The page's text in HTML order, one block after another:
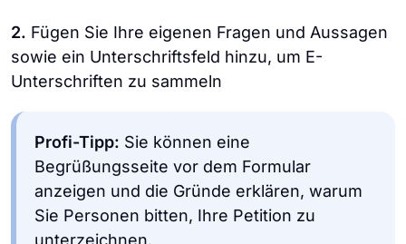
2. Fügen Sie Ihre eigenen Fragen und Aussagen
sowie ein Unterschriftsfeld hinzu, um E-
Unterschriften zu sammeln
Profi-Tipp: Sie können eine
Begrüßungsseite vor dem Formular
anzeigen und die Gründe erklären, warum
Sie Personen bitten, Ihre Petition zu
unterzeichnen.